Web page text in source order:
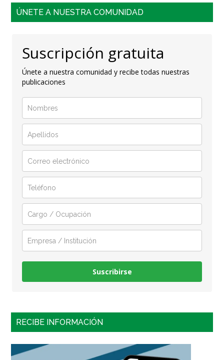
ÚNETE A NUESTRA COMUNIDAD
Suscripción gratuita
Únete a nuestra comunidad y recibe todas nuestras
publicaciones
Suscribirse
RECIBE INFORMACIÓN